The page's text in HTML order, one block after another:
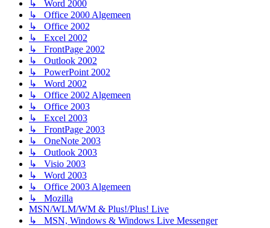
↳ Word 2000
↳ Office 2000 Algemeen
↳ Office 2002
↳ Excel 2002
↳ FrontPage 2002
↳ Outlook 2002
↳ PowerPoint 2002
↳ Word 2002
↳ Office 2002 Algemeen
↳ Office 2003
↳ Excel 2003
↳ FrontPage 2003
↳ OneNote 2003
↳ Outlook 2003
↳ Visio 2003
↳ Word 2003
↳ Office 2003 Algemeen
↳ Mozilla
MSN/WLM/WM & Plus!/Plus! Live
↳ MSN, Windows & Windows Live Messenger